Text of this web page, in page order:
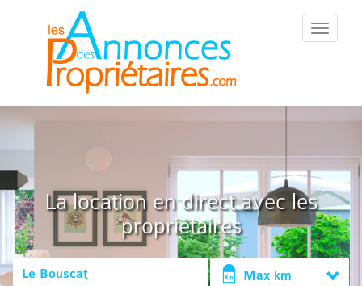
::Menu::
La location en direct avec les
propriétaires
Max km